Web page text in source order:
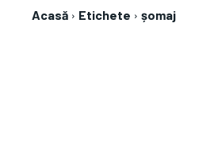
Acasă Etichete șomaj